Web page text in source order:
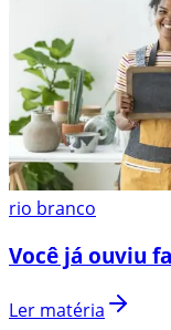
rio branco
Você já ouviu
Ler matéria